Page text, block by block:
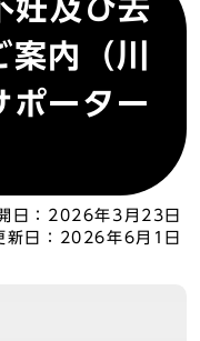
妊及び去
内（川
ポーター
日： 2026年3月23日
新日：
2026年6月1日